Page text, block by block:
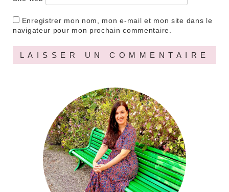
Enregistrer mon nom, mon e-mail et mon site dans le
navigateur pour mon prochain commentaire.